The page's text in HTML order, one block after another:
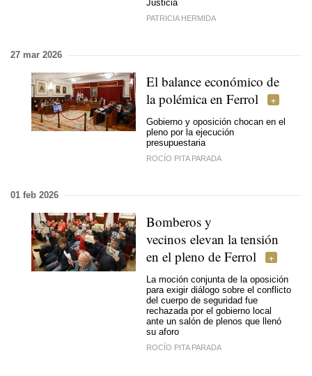
Justicia
PATRICIA HERMIDA
27 mar 2026
El balance económico de
la polémica en Ferrol
Gobierno y oposición chocan en el
pleno por la ejecución
presupuestaria
ROCÍO PITA PARADA
01 feb 2026
Bomberos y
vecinos elevan la tensión
en el pleno de Ferrol
La moción conjunta de la oposición
para exigir diálogo sobre el conflicto
del cuerpo de seguridad fue
rechazada por el gobierno local
ante un salón de plenos que llenó
su aforo
ROCÍO PITA PARADA